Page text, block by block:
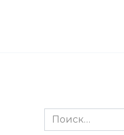
Search
for: